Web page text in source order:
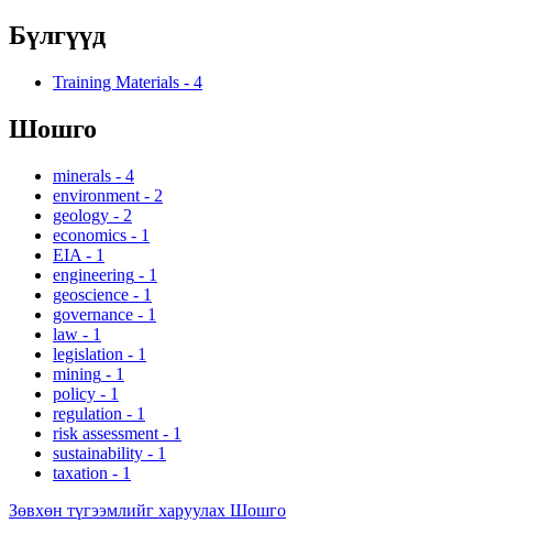
Бүлгүүд
Training Materials - 4
Шошго
minerals - 4
environment - 2
geology - 2
economics - 1
EIA - 1
engineering - 1
geoscience - 1
governance - 1
law - 1
legislation - 1
mining - 1
policy - 1
regulation - 1
risk assessment - 1
sustainability - 1
taxation - 1
Зөвхөн түгээмлийг харуулах Шошго